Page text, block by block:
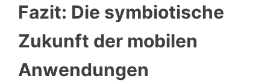
Fazit: Die symbiotische
Zukunft der mobilen
Anwendungen